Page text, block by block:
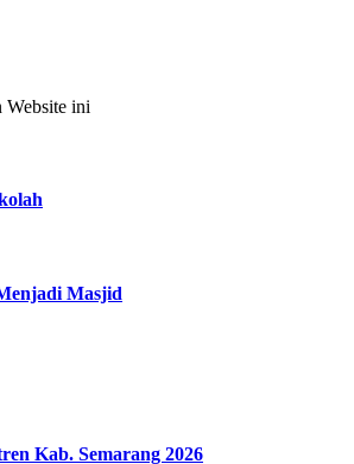
Website ini
Masjid
Kab. Semarang 2026